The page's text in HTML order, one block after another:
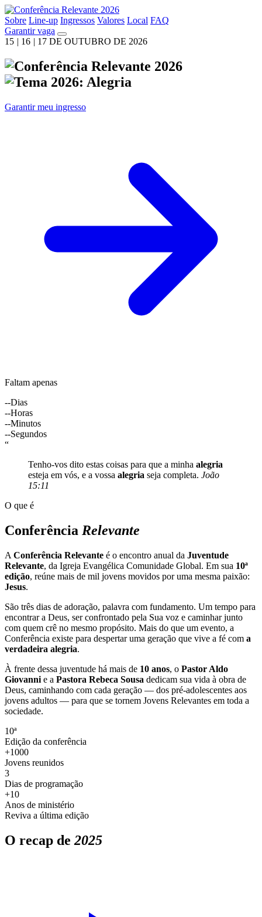
Sobre Line-up Ingressos Valores Local FAQ
Garantir vaga
15 | 16 | 17 DE OUTUBRO DE 2026
Garantir meu ingresso
Faltam apenas
--Dias
--Horas
--Minutos
--Segundos
“
Tenho-vos dito estas coisas para que a minha alegria
esteja em vós, e a vossa alegria seja completa. João
15:11
O que é
Conferência Relevante
A Conferência Relevante é o encontro anual da Juventude
Relevante, da Igreja Evangélica Comunidade Global. Em sua 10ª
edição, reúne mais de mil jovens movidos por uma mesma paixão:
Jesus.
São três dias de adoração, palavra com fundamento. Um tempo para
encontrar a Deus, ser confrontado pela Sua voz e caminhar junto
com quem crê no mesmo propósito. Mais do que um evento, a
Conferência existe para despertar uma geração que vive a fé com a
verdadeira alegria.
À frente dessa juventude há mais de 10 anos, o Pastor Aldo
Giovanni e a Pastora Rebeca Sousa dedicam sua vida à obra de
Deus, caminhando com cada geração — dos pré-adolescentes aos
jovens adultos — para que se tornem Jovens Relevantes em toda a
sociedade.
10ª
Edição da conferência
+1000
Jovens reunidos
3
Dias de programação
+10
Anos de ministério
Reviva a última edição
O recap de 2025